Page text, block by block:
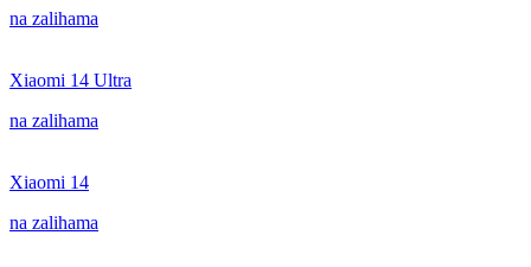
na zalihama
Xiaomi 14 Ultra
na zalihama
Xiaomi 14
na zalihama